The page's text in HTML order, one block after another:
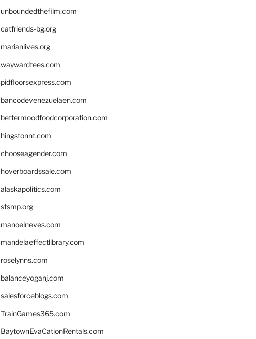
unboundedthefilm.com
catfriends-bg.org
marianlives.org
waywardtees.com
pidfloorsexpress.com
bancodevenezuelaen.com
bettermoodfoodcorporation.com
hingstonnt.com
chooseagender.com
hoverboardssale.com
alaskapolitics.com
stsmp.org
manoelneves.com
mandelaeffectlibrary.com
roselynns.com
balanceyoganj.com
salesforceblogs.com
TrainGames365.com
BaytownEvaCationRentals.com